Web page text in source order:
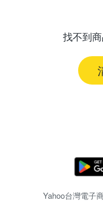
找不到
Yahoo台灣電子